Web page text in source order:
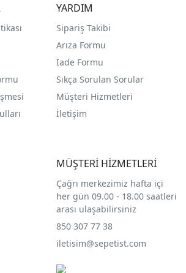
YARDIM
Sipariş Takibi
Arıza Formu
İade Formu
Sıkça Sorulan Sorular
Müşteri Hizmetleri
İletişim
MÜŞTERİ HİZMETLERİ
Çağrı merkezimiz hafta içi
her gün 09.00 - 18.00 saatleri
arası ulaşabilirsiniz
850 307 77 38
iletisim@sepetist.com